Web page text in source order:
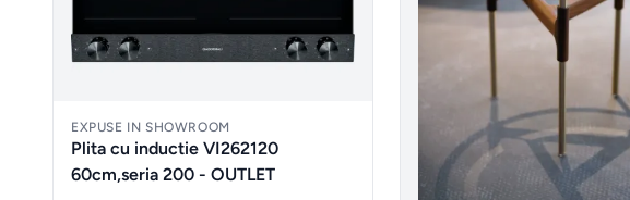
EXPUSE IN SHOWROOM
Plita cu inductie VI262120
60cm,seria 200 - OUTLET